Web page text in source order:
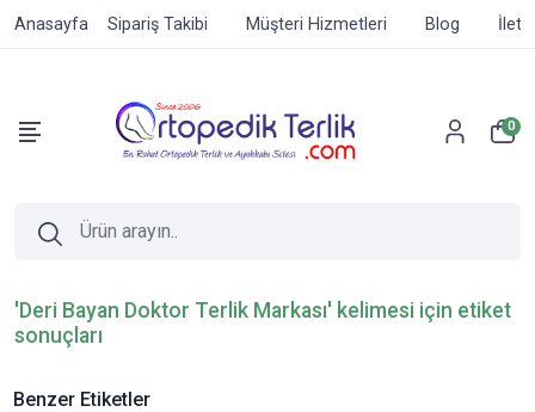
Anasayfa Sipariş Takibi Müşteri Hizmetleri Blog
0
'Deri Bayan Doktor Terlik Markası' kelimesi için etiket
sonuçları
Benzer Etiketler